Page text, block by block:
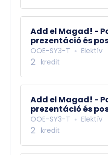
Add el Magad! -
prezentáció és
OOE-SY3-T Elektív
2 kredit
Add el Magad! -
prezentáció és
OOE-SY3-T Elektív
2 kredit